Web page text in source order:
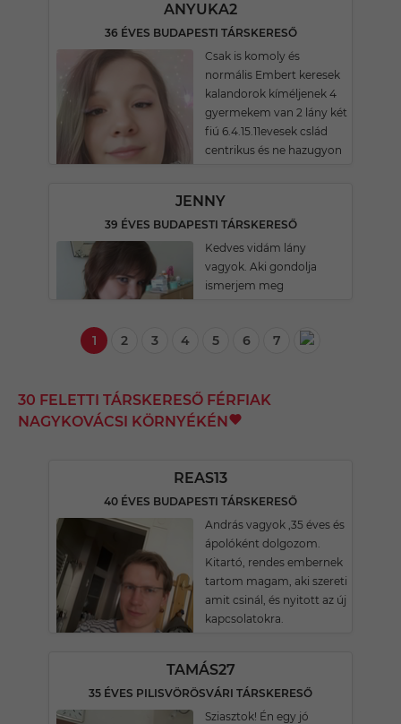
ANYUKA2
36 ÉVES BUDAPESTI TÁRSKERESŐ
Csak is komoly és
normális Embert keresek
kalandorok kíméljenek 4
gyermekem van 2 lány két
fiú 6.4.15.11evesek cslád
centrikus és ne hazugyon
JENNY
39 ÉVES BUDAPESTI TÁRSKERESŐ
Kedves vidám lány
vagyok. Aki gondolja
ismerjem meg
1 2 3 4 5 6 7
30 FELETTI TÁRSKERESŐ FÉRFIAK
NAGYKOVÁCSI KÖRNYÉKÉN
REAS13
40 ÉVES BUDAPESTI TÁRSKERESŐ
András vagyok ,35 éves és
ápolóként dolgozom.
Kitartó, rendes embernek
tartom magam, aki szereti
amit csinál, és nyitott az új
kapcsolatokra.
TAMÁS27
35 ÉVES PILISVÖRÖSVÁRI TÁRSKERESŐ
Sziasztok! Én egy jó